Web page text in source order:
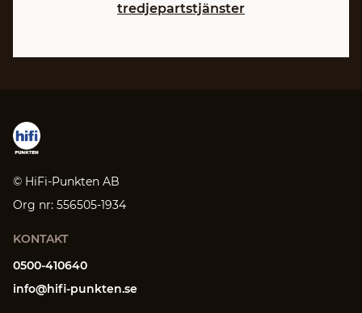
tredjepartstjänster
© HiFi-Punkten AB
Org nr: 556505-1934
KONTAKT
0500-410640
info@hifi-punkten.se